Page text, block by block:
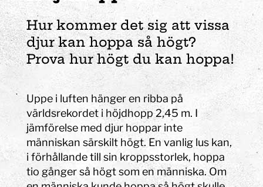
Hur kommer det sig att vissa
djur kan hoppa så högt?
Prova hur högt du kan hoppa!
Uppe i luften hänger en ribba på
världsrekordet i höjdhopp 2,45 m. I
jämförelse med djur hoppar inte
människan särskilt högt. En vanlig lus kan,
i förhållande till sin kroppsstorlek, hoppa
tio gånger så högt som en människa. Om